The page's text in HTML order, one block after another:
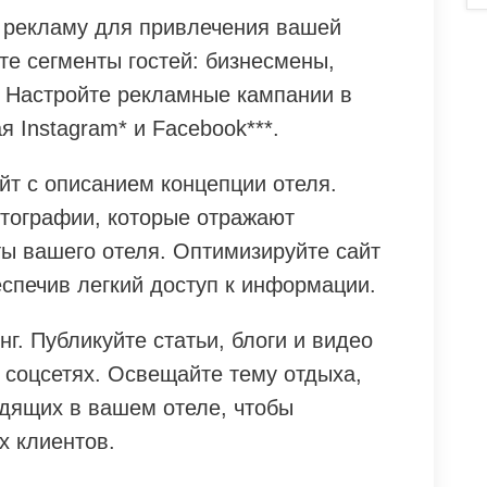
для привлечения вашей
сегменты гостей: бизнесмены,
рекламные кампании в
Instagram* и Facebook***.
с описанием концепции отеля.
которые отражают
вашего отеля. Оптимизируйте сайт
легкий доступ к информации.
Публикуйте статьи, блоги и видео
Освещайте тему отдыха,
в вашем отеле, чтобы
клиентов.